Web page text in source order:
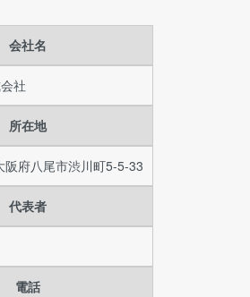
会社名
社
所在地
府八尾市渋川町5-5-33
代表者
電話